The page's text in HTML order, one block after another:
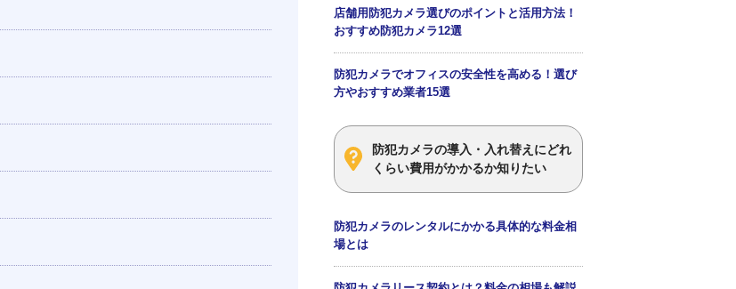
店舗用防犯カメラ選びのポイントと活用方法！
おすすめ防犯カメラ12選
防犯カメラでオフィスの安全性を高める！選び
方やおすすめ業者15選
防犯カメラの導入・入れ替えにどれ
くらい費用がかかるか知りたい
防犯カメラのレンタルにかかる具体的な料金相
場とは